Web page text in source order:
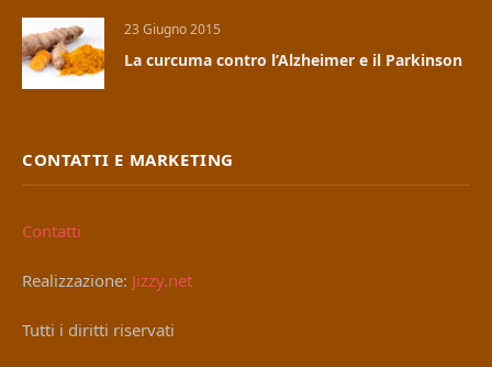
23 Giugno 2015
La curcuma contro l’Alzheimer e il Parkinson
CONTATTI E MARKETING
Contatti
Realizzazione: Jizzy.net
Tutti i diritti riservati